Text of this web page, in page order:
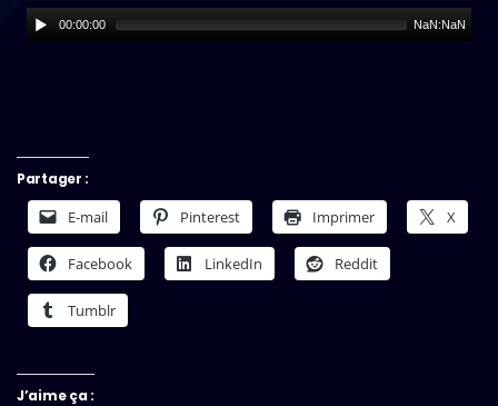
00:00:00 NaN:NaN
Partager :
E-mail Pinterest Imprimer X
Facebook LinkedIn Reddit
Tumblr
J’aime ça :